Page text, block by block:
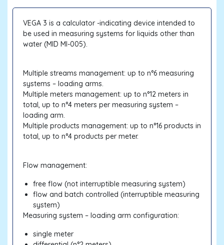
VEGA 3 is a calculator -indicating device intended to
be used in measuring systems for liquids other than
water (MID MI-005).
Multiple streams management: up to n°6 measuring
systems – loading arms.
Multiple meters management: up to n°12 meters in
total, up to n°4 meters per measuring system –
loading arm.
Multiple products management: up to n°16 products in
total, up to n°4 products per meter.
Flow management:
free flow (not interruptible measuring system)
flow and batch controlled (interruptible measuring
system)
Measuring system – loading arm configuration:
single meter